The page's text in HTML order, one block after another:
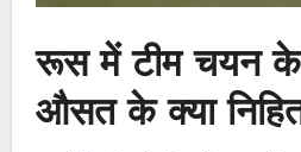
रूस में टीम चयन के
औसत के क्या